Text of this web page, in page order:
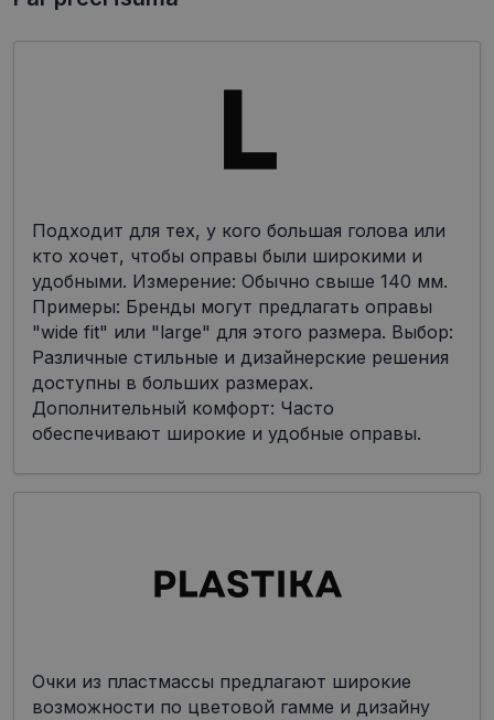
Подходит для тех, у кого большая голова или
кто хочет, чтобы оправы были широкими и
удобными. Измерение: Обычно свыше 140 мм.
Примеры: Бренды могут предлагать оправы
"wide fit" или "large" для этого размера. Выбор:
Различные стильные и дизайнерские решения
доступны в больших размерах.
Дополнительный комфорт: Часто
обеспечивают широкие и удобные оправы.
Очки из пластмассы предлагают широкие
возможности по цветовой гамме и дизайну